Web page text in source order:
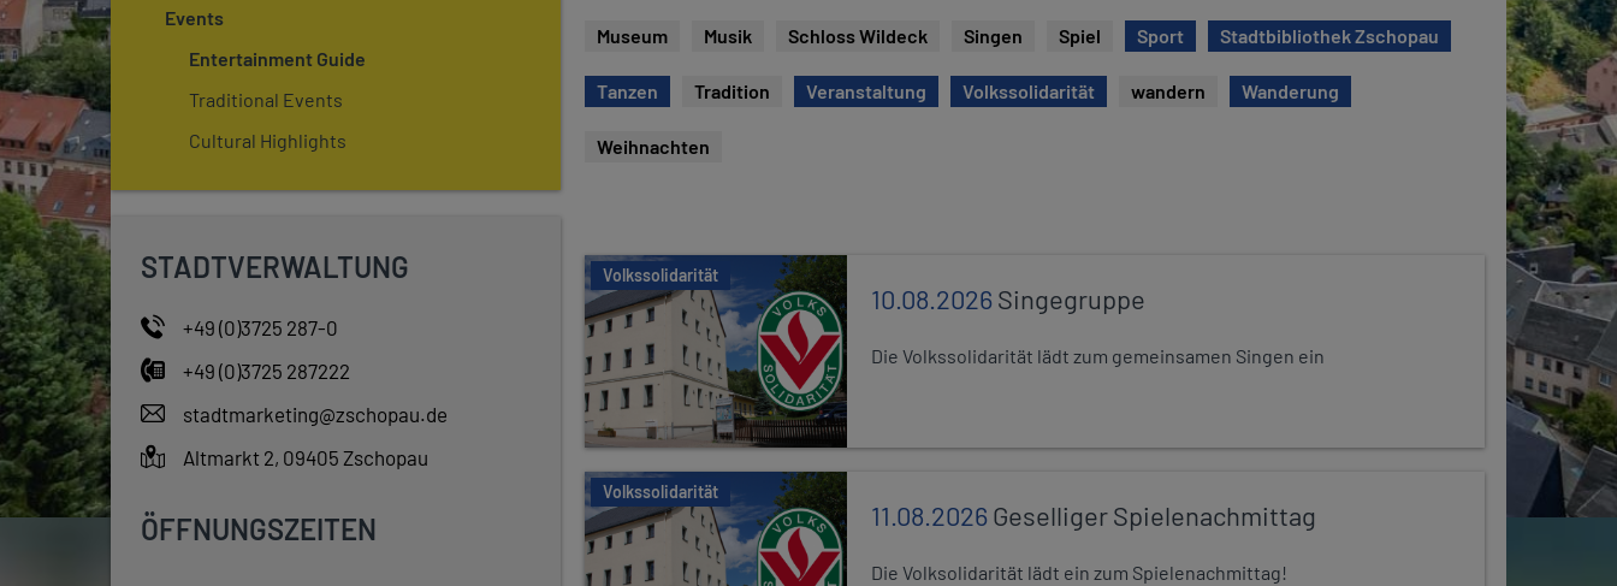
Events
Entertainment Guide
Traditional Events
Cultural Highlights
STADTVERWALTUNG
+49 (0)3725 287-0
+49 (0)3725 287222
stadtmarketing@zschopau.de
Altmarkt 2, 09405 Zschopau
ÖFFNUNGSZEITEN
h
Museum Musik Schloss Wildeck Singen Spiel Sport Stadtbibliothek Zschopau
Tanzen Tradition Veranstaltung Volkssolidarität wandern Wanderung
Weihnachten
Volkssolidarität
10.08.2026Singegruppe
Die Volkssolidarität lädt zum gemeinsamen Singen ein
Volkssolidarität
11.08.2026Geselliger Spielenachmittag
Die Volksolidarität lädt ein zum Spielenachmittag!